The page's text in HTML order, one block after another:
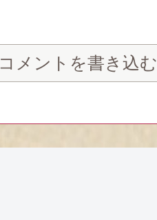
コメントを書き込む